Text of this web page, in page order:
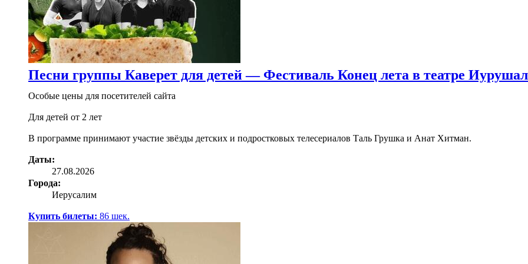
Песни группы Каверет для детей — Фестиваль Конец лета в театре
Особые цены для посетителей сайта
Для детей от 2 лет
В программе принимают участие звёзды детских и подростковых телесериалов Таль Грушка и Анат Хитман.
Даты:
27.08.2026
Города:
Иерусалим
Купить билеты: 86 шек.